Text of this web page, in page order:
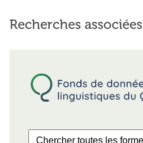
Recherches associées